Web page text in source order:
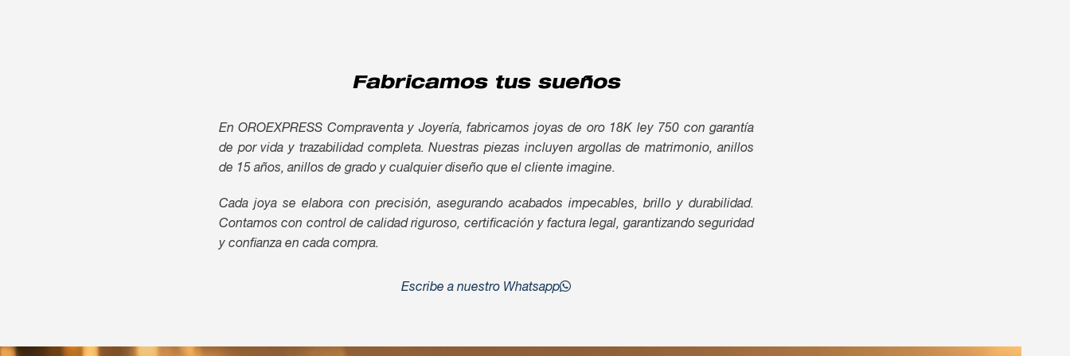
Fabricamos tus sueños
En OROEXPRESS Compraventa y Joyería, fabricamos joyas de oro 18K ley 750 con garantía
de por vida y trazabilidad completa. Nuestras piezas incluyen argollas de matrimonio, anillos
de 15 años, anillos de grado y cualquier diseño que el cliente imagine.
Cada joya se elabora con precisión, asegurando acabados impecables, brillo y durabilidad.
Contamos con control de calidad riguroso, certificación y factura legal, garantizando seguridad
y confianza en cada compra.
Escribe a nuestro Whatsapp